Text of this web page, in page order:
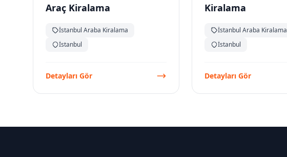
Araç Kiralama
İstanbul Araba Kiralama
İstanbul
Detayları Gör
Kiralama
İstanbul Araba Kiralama
İstanbul
Detayları Gör